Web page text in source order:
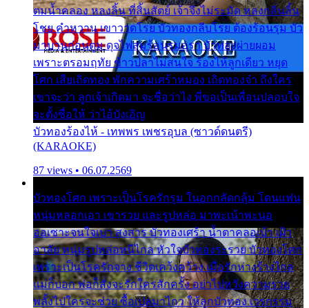
ตมน้ำคลอง หลงลิ้น ที่สิ้นสัตย์ เจ้าจึงไม่ระมัด หลงกลิ่นลิ้น
โชย คำหวาน เขาวาดโรย บัวทองกลีบโรย ต้องร้อนรุม บัว
มาบานก่อนตูม ดุจไฟสุมร้อนรุมอุรา บัวทองผ่ายผอม
เพราะตรอมฤทัย ข้าวปลาไม่สนใจ ร้องไห้ลูกเดียว หยุด
โศก เสียเถิดทอง พักความเศร้าหมอง เถิดทองจ๋า ถึงใคร
เขาจะว่า ลูกเจ้าเกิดมา จะชื่อว่าไง พี่ขอเป็นเพื่อนปลอบใจ
จะตั้งชื่อให้ ว่าไอ้บังเอิญ
บัวทองร้องไห้ - เทพพร เพชรอุบล (ซาวด์ดนตรี)
(KARAOKE)
87 views • 06.07.2569
บัวทองโศก เพราะเป็นโรครักรุม ในอกกลัดกลุ้ม โดนแฟน
หนุ่มหลอกเอา เขารวย และรูปหล่อ มาพะเน้าพะนอ
ออเซาะจนใจเบา สงสาร บัวทองเศร้า น้ำตาคลอเบ้า เฝ้า
อาลัย หนุ่มรูปหล่อหนีไกล หัวใจบัวทองระรวย บัวทองโศก
เพราะเป็นโรครักจาง ชีวิตเคว้งคว้าง เมื่อรักห่างร้างไกล
แม่ก็บอก พ่อก็สั่งจะรักใครสักครั้ง อย่าไปหวังความรวย
พลั้งไปใครจะช่วย ซื้อเปลมาไกว ให้ลูกบัวทอง เวรกรรม